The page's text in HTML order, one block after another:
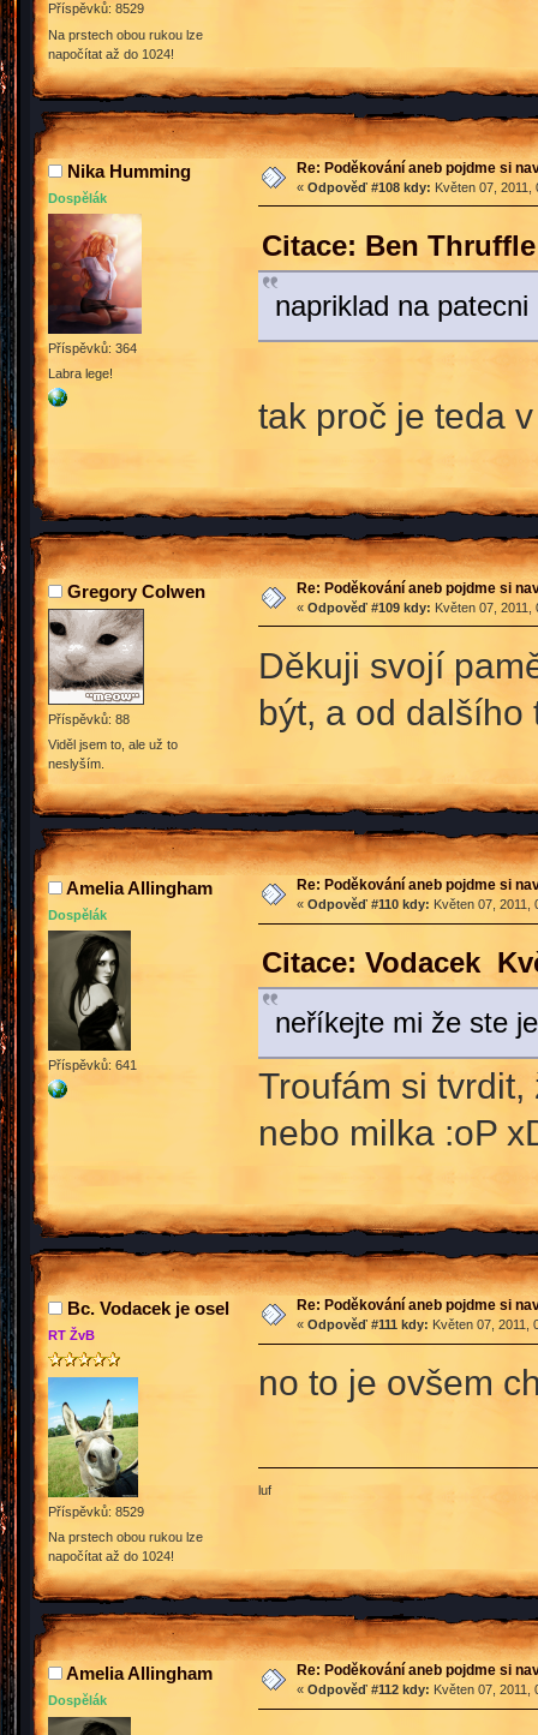
Příspěvků: 8529
Na prstech obou rukou lze
napočítat až do 1024!
Nika Humming
Dospělák
Příspěvků: 364
Labra lege!
Re: Poděkování aneb pojdme si
« Odpověď #108 kdy: Květen 07, 2011,
Citace: Ben
napriklad na patecni
tak proč je teda
Gregory Colwen
Příspěvků: 88
Viděl jsem to, ale už to
neslyším.
Re: Poděkování aneb pojdme si
« Odpověď #109 kdy: Květen 07, 2011,
Děkuji svojí
být, a od
Amelia Allingham
Dospělák
Příspěvků: 641
Re: Poděkování aneb pojdme si
« Odpověď #110 kdy: Květen 07, 2011,
Citace: Vodacek
neříkejte mi že ste
Troufám si
nebo milka :oP
Bc. Vodacek je osel
RT ŽvB
Příspěvků: 8529
Na prstech obou rukou lze
napočítat až do 1024!
Re: Poděkování aneb pojdme si
« Odpověď #111 kdy: Květen 07, 2011,
no to je ovšem
luf
Amelia Allingham
Dospělák
Re: Poděkování aneb pojdme si
« Odpověď #112 kdy: Květen 07, 2011,